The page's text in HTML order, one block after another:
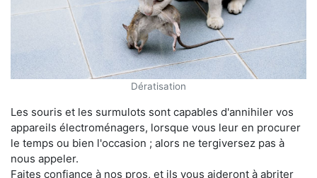
Dératisation
Les souris et les surmulots sont capables d'annihiler vos
appareils électroménagers, lorsque vous leur en procurer
le temps ou bien l'occasion ; alors ne tergiversez pas à
nous appeler.
Faites confiance à nos pros, et ils vous aideront à abriter